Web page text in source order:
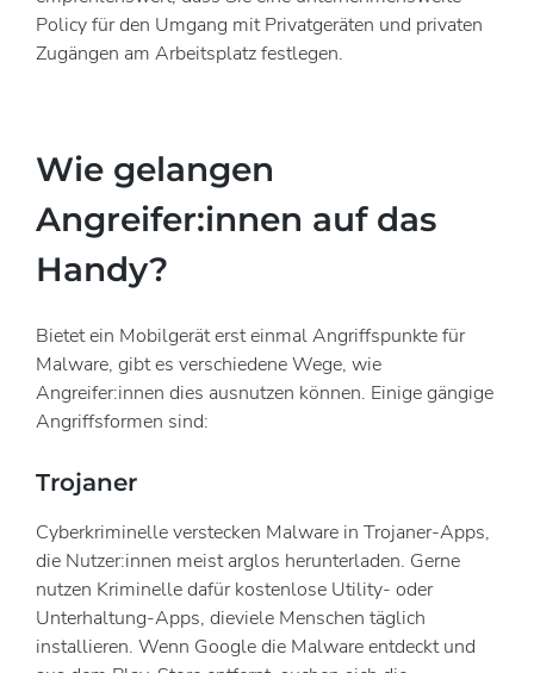
Policy für den Umgang mit Privatgeräten und privaten
Zugängen am Arbeitsplatz festlegen.
Wie gelangen
Angreifer:innen auf das
Handy?
Bietet ein Mobilgerät erst einmal Angriffspunkte für
Malware, gibt es verschiedene Wege, wie
Angreifer:innen dies ausnutzen können. Einige gängige
Angriffsformen sind:
Trojaner
Cyberkriminelle verstecken Malware in Trojaner-Apps,
die Nutzer:innen meist arglos herunterladen. Gerne
nutzen Kriminelle dafür kostenlose Utility- oder
Unterhaltung-Apps, dieviele Menschen täglich
installieren. Wenn Google die Malware entdeckt und